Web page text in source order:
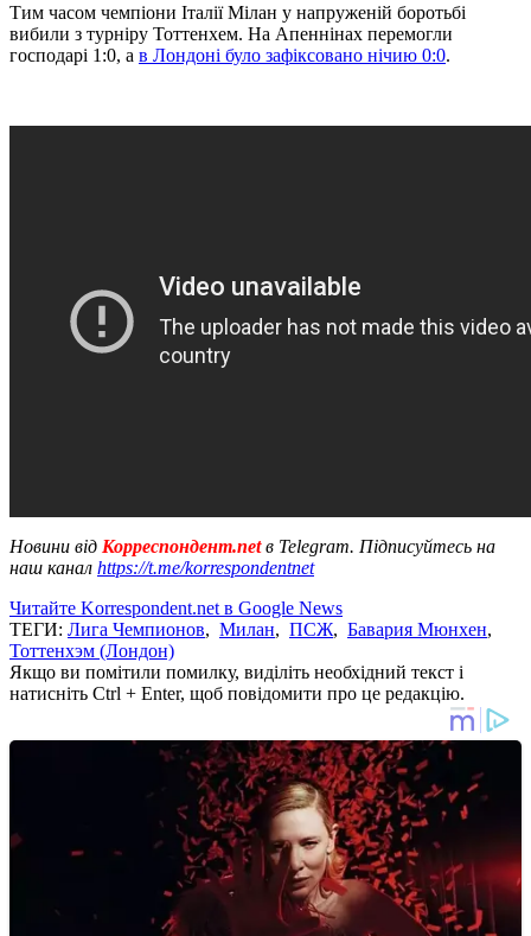
Тим часом чемпіони Італії Мілан у напруженій боротьбі
вибили з турніру Тоттенхем. На Апеннінах перемогли
господарі 1:0, а в Лондоні було зафіксовано нічию 0:0.
Новини від Корреспондент.netв Telegram. Підписуйтесь на
наш канал https://t.me/korrespondentnet
Читайте Korrespondent.net в Google News
ТЕГИ: Лига Чемпионов, Милан, ПСЖ, Бавария Мюнхен,
Тоттенхэм (Лондон)
Якщо ви помітили помилку, виділіть необхідний текст і
натисніть Ctrl + Enter, щоб повідомити про це редакцію.